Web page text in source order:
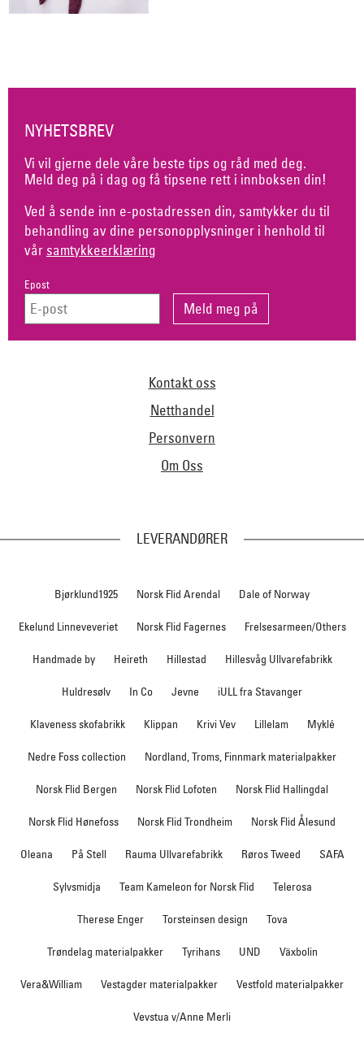
NYHETSBREV
Vi vil gjerne dele våre beste tips og råd med deg.
Meld deg på i dag og få tipsene rett i innboksen din!
Ved å sende inn e-postadressen din, samtykker du til
behandling av dine personopplysninger i henhold til
vår samtykkeerklæring
Epost
Kontakt oss
Netthandel
Personvern
Om Oss
LEVERANDØRER
Bjørklund1925 Norsk Flid Arendal Dale of Norway
Ekelund Linneveveriet Norsk Flid Fagernes Frelsesarmeen/Others
Handmade by Heireth Hillestad Hillesvåg Ullvarefabrikk
Huldresølv In Co Jevne iULL fra Stavanger
Klaveness skofabrikk Klippan Krivi Vev Lillelam Myklé
Nedre Foss collection Nordland, Troms, Finnmark materialpakker
Norsk Flid Bergen Norsk Flid Lofoten Norsk Flid Hallingdal
Norsk Flid Hønefoss Norsk Flid Trondheim Norsk Flid Ålesund
Oleana På Stell Rauma Ullvarefabrikk Røros Tweed SAFA
Sylvsmidja Team Kameleon for Norsk Flid Telerosa
Therese Enger Torsteinsen design Tova
Trøndelag materialpakker Tyrihans UND Växbolin
Vera&William Vestagder materialpakker Vestfold materialpakker
Vevstua v/Anne Merli